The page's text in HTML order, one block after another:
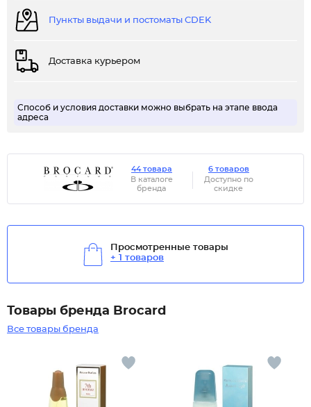
Пункты выдачи и постоматы CDEK
Доставка курьером
Способ и условия доставки можно выбрать на этапе ввода
адреса
44 товара
В каталоге
бренда
6 товаров
Доступно по
скидке
Просмотренные товары
+ 1 товаров
Товары бренда Brocard
Все товары бренда